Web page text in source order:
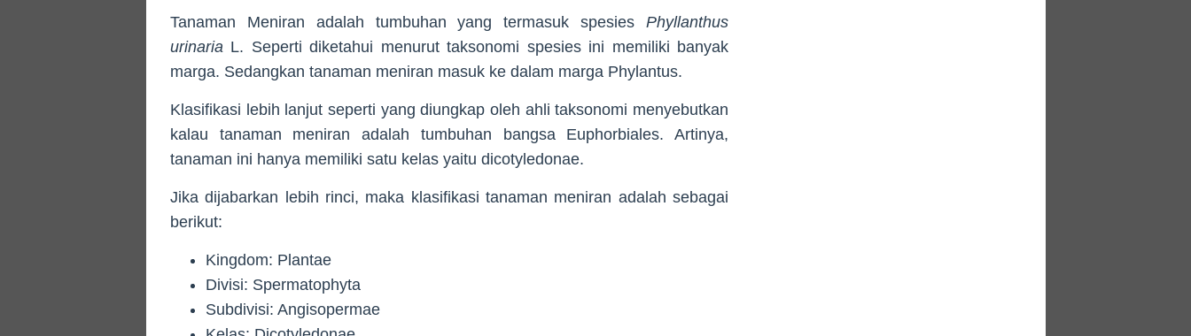
Tanaman Meniran adalah tumbuhan yang termasuk spesies Phyllanthus
urinaria L. Seperti diketahui menurut taksonomi spesies ini memiliki banyak
marga. Sedangkan tanaman meniran masuk ke dalam marga Phylantus.
Klasifikasi lebih lanjut seperti yang diungkap oleh ahli taksonomi menyebutkan
kalau tanaman meniran adalah tumbuhan bangsa Euphorbiales. Artinya,
tanaman ini hanya memiliki satu kelas yaitu dicotyledonae.
Jika dijabarkan lebih rinci, maka klasifikasi tanaman meniran adalah sebagai
berikut:
Kingdom: Plantae
Divisi: Spermatophyta
Subdivisi: Angisopermae